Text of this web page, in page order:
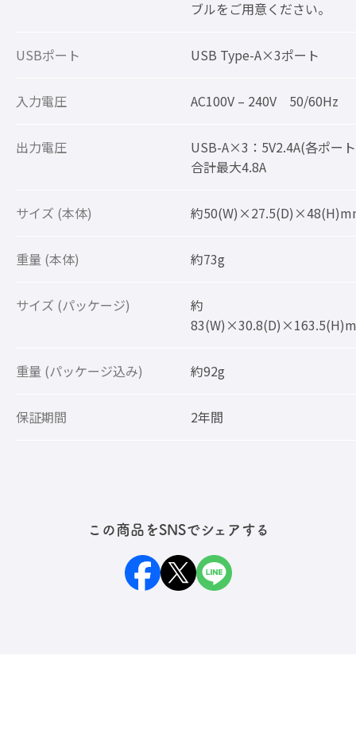
ブルをご用意ください。
USBポート USB Type-A×3ポート
入力電圧 AC100V – 240V 50/60Hz
出力電圧
USB-A×3：5V2.4A(各ポー
合計最大4.8A
サイズ (本体) 約
重量 (本体) 約73g
サイズ (パッケージ)
約
重量 (パッケージ込み) 約92g
保証期間 2年間
この商品をSNSでシェアする